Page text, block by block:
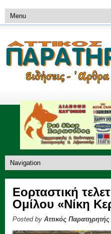
Εορταστική
Ομίλου «Νίκη
Posted by Αττικός Παρατηρητής